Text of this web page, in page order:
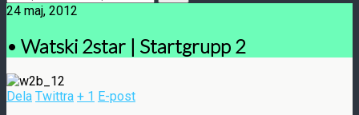
24 maj, 2012
• Watski 2star | Startgrupp 2
Dela Twittra + 1 E-post